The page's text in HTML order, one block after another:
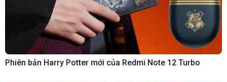
Phiên bản Harry Potter mới của Redmi Note 12 Turbo